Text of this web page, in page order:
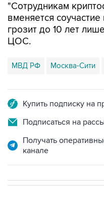
"Сотрудникам
вменяется
грозит до 10 лет
ЦОС.
МВД РФ Москва-Сити
Купить подписку на
Подписаться на
Получать
канале